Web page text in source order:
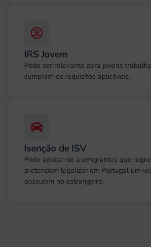
IRS Jovem
Pode ser relevante para jovens
cumpram os requisitos aplicáveis.
Isenção de ISV
Pode aplicar-se a emigrantes que
pretendem legalizar em Portugal um
possuíam no estrangeiro.